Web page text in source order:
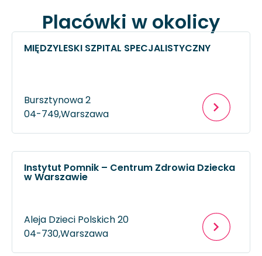
Placówki w okolicy
MIĘDZYLESKI SZPITAL SPECJALISTYCZNY
Bursztynowa 2
04-749,Warszawa
Instytut Pomnik – Centrum Zdrowia Dziecka
w Warszawie
Aleja Dzieci Polskich 20
04-730,Warszawa